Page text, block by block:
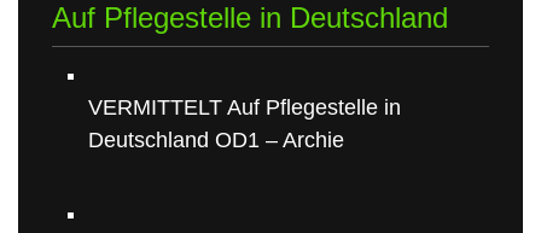
Auf Pflegestelle in Deutschland
VERMITTELT Auf Pflegestelle in
Deutschland OD1 – Archie